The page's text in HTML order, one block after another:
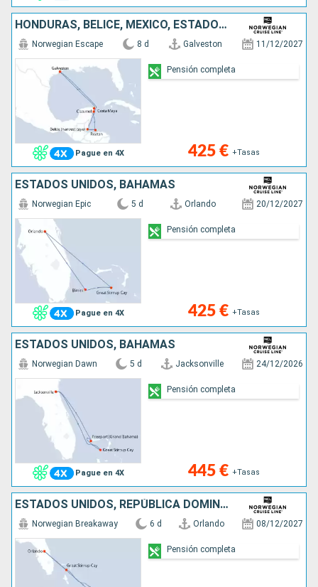
HONDURAS, BELICE, MÉXICO, ESTADOS UNIDOS
Pague en 4X
Norwegian Escape 8 d Galveston 11/12/2027
425 € +Tasas
Pensión completa
ESTADOS UNIDOS, BAHAMAS
Pague en 4X
Norwegian Epic 5 d Orlando 20/12/2027
425 € +Tasas
Pensión completa
ESTADOS UNIDOS, BAHAMAS
Pague en 4X
Norwegian Dawn 5 d Jacksonville 24/12/2026
445 € +Tasas
Pensión completa
ESTADOS UNIDOS, REPÚBLICA DOMINICANA, BAHAMAS
Norwegian Breakaway 6 d Orlando 08/12/2027
Pensión completa